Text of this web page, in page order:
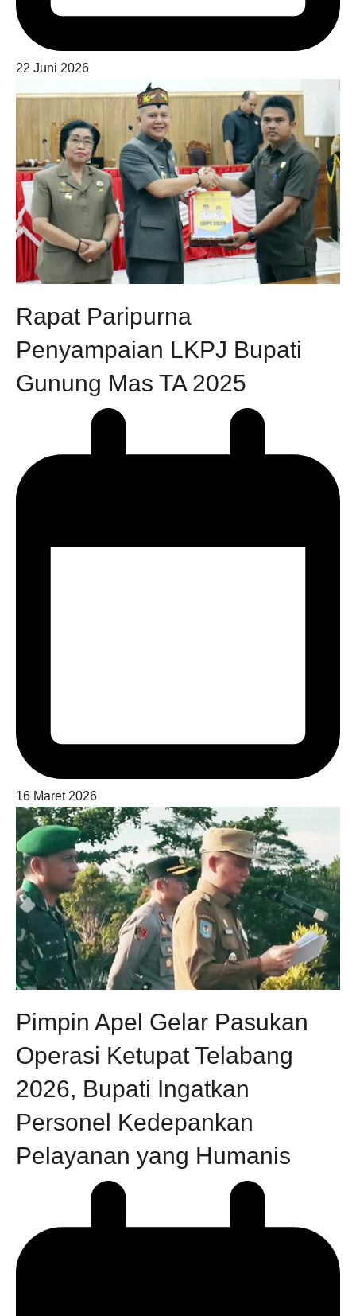
22 Juni 2026
Rapat Paripurna
Penyampaian LKPJ Bupati
Gunung Mas TA 2025
16 Maret 2026
Pimpin Apel Gelar Pasukan
Operasi Ketupat Telabang
2026, Bupati Ingatkan
Personel Kedepankan
Pelayanan yang Humanis